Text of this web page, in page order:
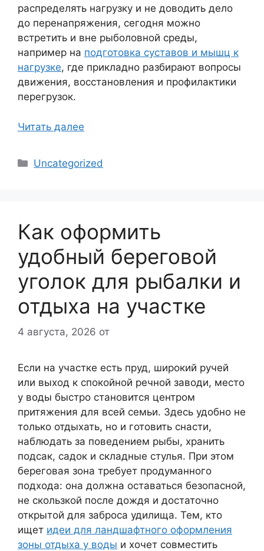
распределять нагрузку и не доводить дело
до перенапряжения, сегодня можно
встретить и вне рыболовной среды,
например на подготовка суставов и мышц к
нагрузке, где прикладно разбирают вопросы
движения, восстановления и профилактики
перегрузок.
Читать далее
Рубрики
Uncategorized
Как оформить
удобный береговой
уголок для рыбалки и
отдыха на участке
4 августа, 2026 от
Если на участке есть пруд, широкий ручей
или выход к спокойной речной заводи, место
у воды быстро становится центром
притяжения для всей семьи. Здесь удобно не
только отдыхать, но и готовить снасти,
наблюдать за поведением рыбы, хранить
подсак, садок и складные стулья. При этом
береговая зона требует продуманного
подхода: она должна оставаться безопасной,
не скользкой после дождя и достаточно
открытой для заброса удилища. Тем, кто
ищет идеи для ландшафтного оформления
зоны отдыха у воды и хочет совместить